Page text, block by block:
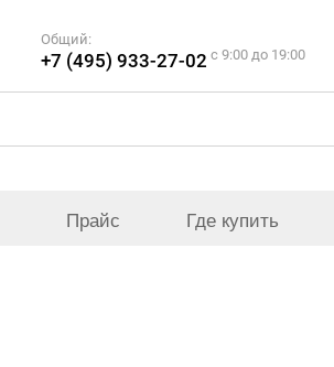
Общий:
+7 (495) 933-27-02 c 9:00 до 19:00
Прайс Где купить